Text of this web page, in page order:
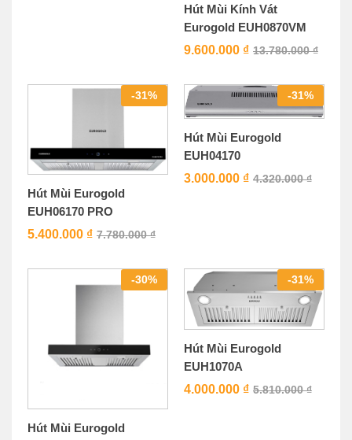
Hút Mùi Kính Vát
Eurogold EUH0870VM
9.600.000 ₫ 13.780.000₫
-31%
Hút Mùi Eurogold
EUH06170 PRO
5.400.000 ₫ 7.780.000₫
-31%
Hút Mùi Eurogold
EUH04170
3.000.000 ₫ 4.320.000₫
-30%
Hút Mùi Eurogold
-31%
Hút Mùi Eurogold
EUH1070A
4.000.000 ₫ 5.810.000₫